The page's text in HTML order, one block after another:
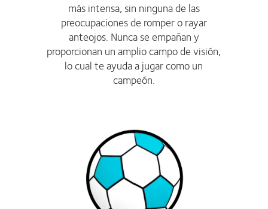
más intensa, sin ninguna de las
preocupaciones de romper o rayar
anteojos. Nunca se empañan y
proporcionan un amplio campo de visión,
lo cual te ayuda a jugar como un
campeón.